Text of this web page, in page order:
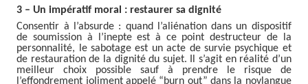
3 – Un impératif moral : restaurer sa dignité
Consentir à l’absurde : quand l’aliénation dans un dispositif
de soumission à l’inepte est à ce point destructeur de la
personnalité, le sabotage est un acte de survie psychique et
de restauration de la dignité du sujet. Il s’agit en réalité d’un
meilleur choix possible sauf à prendre le risque de
l’effondrement joliment appelé “burn out” dans la novlangue